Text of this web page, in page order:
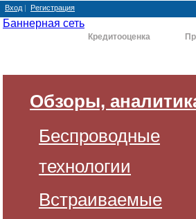
Вход | Регистрация
Баннерная сеть
Кредитооценка
Обзоры,
Беспроводные
технологии
Встраиваемые